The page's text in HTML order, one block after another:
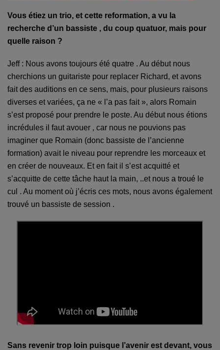
Vous étiez un trio, et cette reformation, a vu la
recherche d’un bassiste , du coup quatuor, mais pour
quelle raison ?
Jeff : Nous avons toujours été quatre . Au début nous
cherchions un guitariste pour replacer Richard, et avons
fait des auditions en ce sens, mais, pour plusieurs raisons
diverses et variées, ça ne « l’a pas fait », alors Romain
s’est proposé pour prendre le poste. Au début nous étions
incrédules il faut avouer , car nous ne pouvions pas
imaginer que Romain (donc bassiste de l’ancienne
formation) avait le niveau pour reprendre les morceaux et
en créer de nouveaux. Et en fait il s’est acquitté et
s’acquitte de cette tâche haut la main, ..et nous a troué le
cul . Au moment où j’écris ces mots, nous avons également
trouvé un bassiste de session .
Sans revenir trop loin puisque l’avenir est devant, vous